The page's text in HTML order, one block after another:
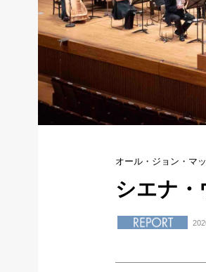
オール・ジョン・マ
シエナ・